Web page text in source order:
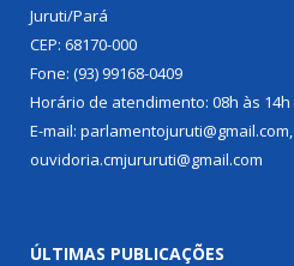
Juruti/Pará
CEP: 68170-000
Fone: (93) 99168-0409
Horário de atendimento: 08h às 14h
E-mail: parlamentojuruti@gmail.com,
ouvidoria.cmjururuti@gmail.com
ÚLTIMAS PUBLICAÇÕES